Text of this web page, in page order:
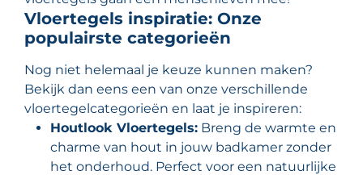
Vloertegels inspiratie: Onze
populairste categorieën
Nog niet helemaal je keuze kunnen maken?
Bekijk dan eens een van onze verschillende
vloertegelcategorieën en laat je inspireren:
Houtlook Vloertegels: Breng de warmte en
charme van hout in jouw badkamer zonder
het onderhoud. Perfect voor een natuurlijke